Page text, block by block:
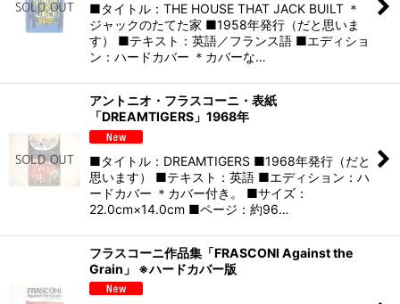
■タイトル：THE HOUSE THAT JACK BUILT ＊
ジャックのたてた家 ■1958年発行（だと思いま
す） ■テキスト：英語／フランス語 ■エディショ
ン：ハードカバー ＊カバーな…
アントニオ・フラスコーニ・表紙
「DREAMTIGERS」1968年
■タイトル：DREAMTIGERS ■1968年発行（だと
思います） ■テキスト：英語 ■エディション：ハ
ードカバー ＊カバー付き。 ■サイズ：
22.0cm×14.0cm ■ページ：約96…
フラスコーニ作品集「FRASCONI Against the
Grain」 ※ハードカバー版